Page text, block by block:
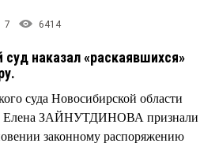
7 6414
суд наказал «раскаявшихся»
суда Новосибирской области
ЗАЙНУТДИНОВА признали
законному распоряжению